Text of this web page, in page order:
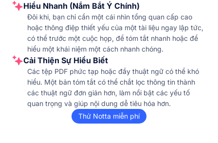
Hiểu Nhanh (Nắm Bắt Ý Chính)
Đôi khi, bạn chỉ cần một cái nhìn tổng quan cấp cao
hoặc thông điệp thiết yếu của một tài liệu ngay lập tức,
có thể trước một cuộc họp, để tóm tắt nhanh hoặc để
hiểu một khái niệm một cách nhanh chóng.
Cải Thiện Sự Hiểu Biết
Các tệp PDF phức tạp hoặc đầy thuật ngữ có thể khó
hiểu. Một bản tóm tắt có thể chắt lọc thông tin thành
các thuật ngữ đơn giản hơn, làm nổi bật các yếu tố
quan trọng và giúp nội dung dễ tiêu hóa hơn.
Thử Notta miễn phí